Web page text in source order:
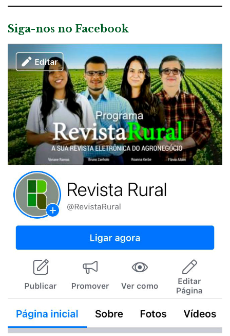
Siga-nos no Facebook